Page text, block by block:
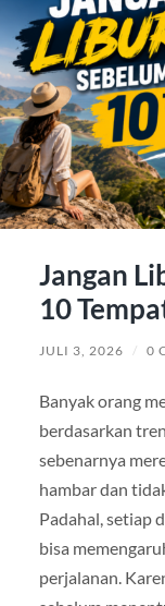
Jangan
10
JULI 3, 2026 / 0
Banyak orang
berdasarkan
sebenarnya
hambar dan
Padahal, setiap
bisa
perjalanan.